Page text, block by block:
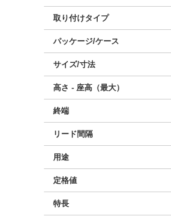
取り付けタイプ
パッケージ/ケース
サイズ/寸法
高さ - 座高（最大）
終端
リード間隔
用途
定格値
特長